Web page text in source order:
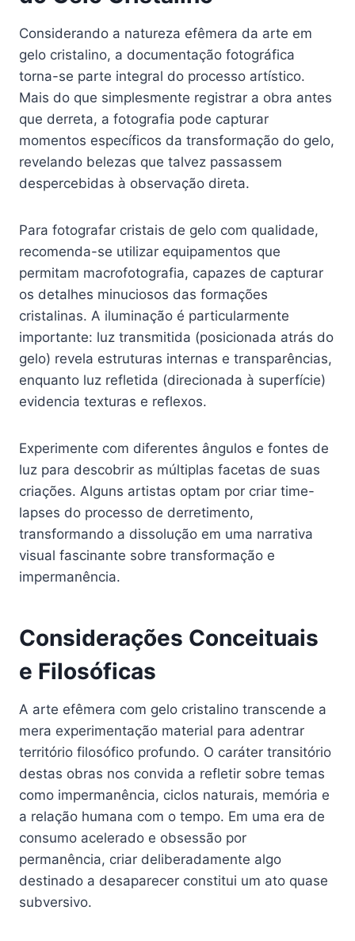
Considerando a natureza efêmera da arte em
gelo cristalino, a documentação fotográfica
torna-se parte integral do processo artístico.
Mais do que simplesmente registrar a obra antes
que derreta, a fotografia pode capturar
momentos específicos da transformação do gelo,
revelando belezas que talvez passassem
despercebidas à observação direta.
Para fotografar cristais de gelo com qualidade,
recomenda-se utilizar equipamentos que
permitam macrofotografia, capazes de capturar
os detalhes minuciosos das formações
cristalinas. A iluminação é particularmente
importante: luz transmitida (posicionada atrás do
gelo) revela estruturas internas e transparências,
enquanto luz refletida (direcionada à superfície)
evidencia texturas e reflexos.
Experimente com diferentes ângulos e fontes de
luz para descobrir as múltiplas facetas de suas
criações. Alguns artistas optam por criar time-
lapses do processo de derretimento,
transformando a dissolução em uma narrativa
visual fascinante sobre transformação e
impermanência.
Considerações Conceituais
e Filosóficas
A arte efêmera com gelo cristalino transcende a
mera experimentação material para adentrar
território filosófico profundo. O caráter transitório
destas obras nos convida a refletir sobre temas
como impermanência, ciclos naturais, memória e
a relação humana com o tempo. Em uma era de
consumo acelerado e obsessão por
permanência, criar deliberadamente algo
destinado a desaparecer constitui um ato quase
subversivo.